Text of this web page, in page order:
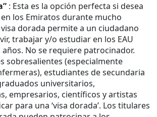
: Esta es la opción perfecta si desea
los Emiratos durante mucho
dorada permite a un ciudadano
trabajar y/o estudiar en los EAU
No se requiere patrocinador.
sobresalientes (especialmente
estudiantes de secundaria
universitarios,
empresarios, científicos y artistas
para una ‘visa dorada’. Los titulares